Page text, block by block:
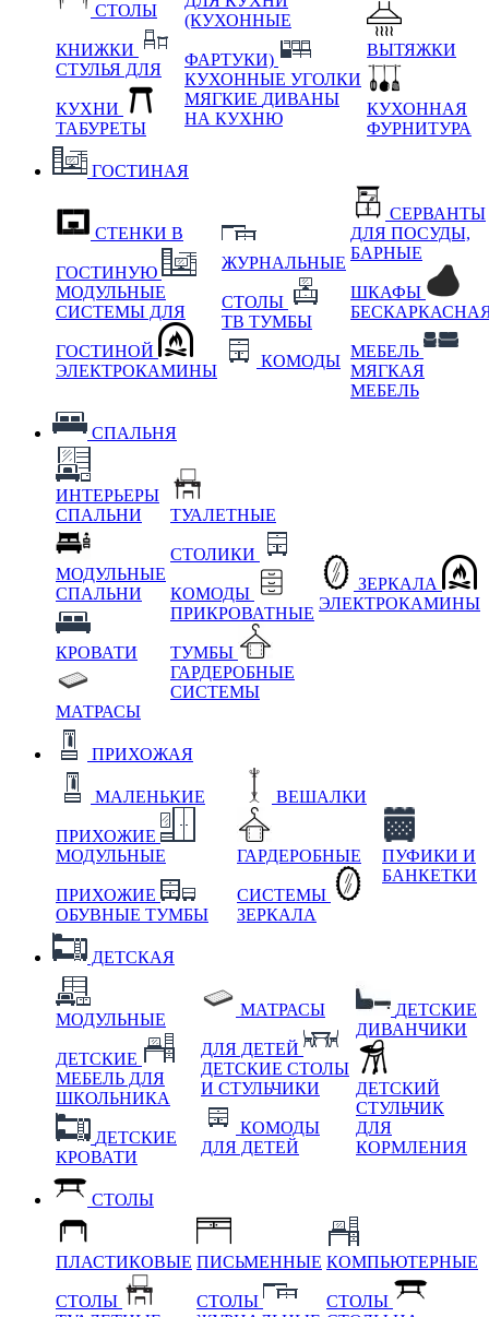
СТОЛЫ
КНИЖКИ
СТУЛЬЯ ДЛЯ
КУХНИ
ТАБУРЕТЫ
(КУХОННЫЕ
ФАРТУКИ)
КУХОННЫЕ УГОЛКИ
МЯГКИЕ ДИВАНЫ
НА КУХНЮ
ВЫТЯЖКИ
КУХОННАЯ
ФУРНИТУРА
ГОСТИНАЯ
СТЕНКИ В
ГОСТИНУЮ
МОДУЛЬНЫЕ
СИСТЕМЫ ДЛЯ
ГОСТИНОЙ
ЭЛЕКТРОКАМИНЫ
ЖУРНАЛЬНЫЕ
СТОЛЫ
ТВ ТУМБЫ
КОМОДЫ
СЕРВАНТЫ
ДЛЯ ПОСУДЫ,
БАРНЫЕ
ШКАФЫ
МЕБЕЛЬ
МЯГКАЯ
МЕБЕЛЬ
СПАЛЬНЯ
ИНТЕРЬЕРЫ
СПАЛЬНИ
МОДУЛЬНЫЕ
СПАЛЬНИ
КРОВАТИ
МАТРАСЫ
ТУАЛЕТНЫЕ
СТОЛИКИ
КОМОДЫ
ПРИКРОВАТНЫЕ
ТУМБЫ
ГАРДЕРОБНЫЕ
СИСТЕМЫ
ЗЕРКАЛА
ЭЛЕКТРОКАМИНЫ
ПРИХОЖАЯ
МАЛЕНЬКИЕ
ПРИХОЖИЕ
МОДУЛЬНЫЕ
ПРИХОЖИЕ
ОБУВНЫЕ ТУМБЫ
ВЕШАЛКИ
ГАРДЕРОБНЫЕ
СИСТЕМЫ
ЗЕРКАЛА
ПУФИКИ И
БАНКЕТКИ
ДЕТСКАЯ
МОДУЛЬНЫЕ
ДЕТСКИЕ
МЕБЕЛЬ ДЛЯ
ШКОЛЬНИКА
ДЕТСКИЕ
КРОВАТИ
МАТРАСЫ
ДЛЯ ДЕТЕЙ
ДЕТСКИЕ СТОЛЫ
И СТУЛЬЧИКИ
КОМОДЫ
ДЛЯ ДЕТЕЙ
ДЕТСКИЕ
ДИВАНЧИКИ
ДЕТСКИЙ
СТУЛЬЧИК
ДЛЯ
КОРМЛЕНИЯ
СТОЛЫ
ПЛАСТИКОВЫЕ
СТОЛЫ
ПИСЬМЕННЫЕ
СТОЛЫ
КОМПЬЮТЕРНЫЕ
СТОЛЫ